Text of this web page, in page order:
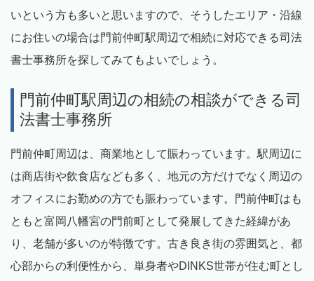
いという方も多いと思いますので、そうしたエリア・沿線
にお住いの場合は門前仲町駅周辺で相続に対応できる司法
書士事務所を探してみてもよいでしょう。
門前仲町駅周辺の相続の相談ができる司
法書士事務所
門前仲町周辺は、商業地として賑わっています。駅周辺に
は商店街や飲食店なども多く、地元の方だけでなく周辺の
オフィスにお勤めの方でも賑わっています。門前仲町はも
ともと富岡八幡宮の門前町として発展してきた経緯があ
り、老舗が多いのが特徴です。古き良き街の雰囲気と、都
心部からの利便性から、単身者やDINKS世帯が住む町とし